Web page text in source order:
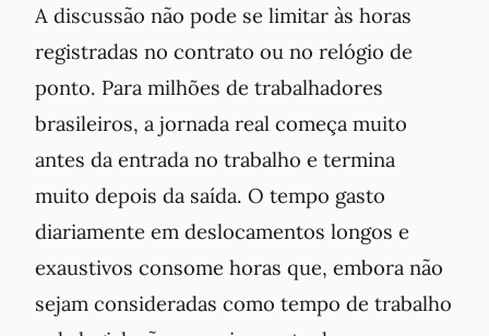
A discussão não pode se limitar às horas
registradas no contrato ou no relógio de
ponto. Para milhões de trabalhadores
brasileiros, a jornada real começa muito
antes da entrada no trabalho e termina
muito depois da saída. O tempo gasto
diariamente em deslocamentos longos e
exaustivos consome horas que, embora não
sejam consideradas como tempo de trabalho